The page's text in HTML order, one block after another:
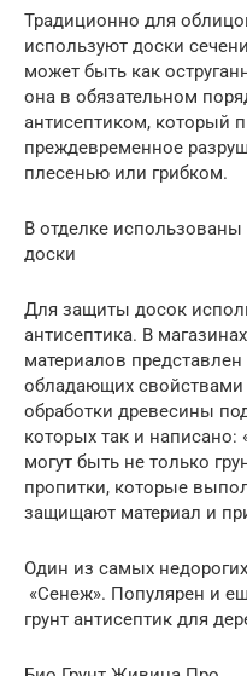
Традиционно для
используют доски
может быть как
она в обязательном
антисептиком, который
преждевременное
плесенью или грибком.
В отделке
доски
Для защиты досок
антисептика. В
материалов
обладающих
обработки древесины
которых так и написано:
могут быть не только
пропитки, которые
защищают материал и
Один из самых
«Сенеж». Популярен и
грунт антисептик для